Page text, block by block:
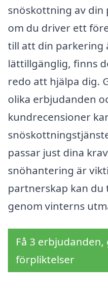
snöskottning av
om du driver ett
till att din parkering
lättillgänglig, finns
redo att hjälpa dig.
olika erbjudanden
kundrecensioner
passar just dina
snöhantering är
partnerskap kan
genom vinterns
Få 3
förpliktelser